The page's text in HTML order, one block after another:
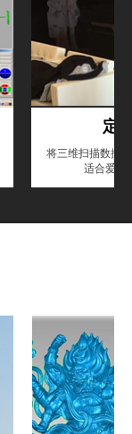
定
将三维扫描数据
适合爱美